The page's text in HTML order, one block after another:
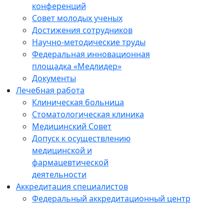
конференций
Совет молодых ученых
Достижения сотрудников
Научно-методические труды
Федеральная инновационная
площадка «Медлидер»
Документы
Лечебная работа
Клиническая больница
Стоматологическая клиника
Медицинский Совет
Допуск к осуществлению
медицинской и
фармацевтической
деятельности
Аккредитация специалистов
Федеральный аккредитационный центр